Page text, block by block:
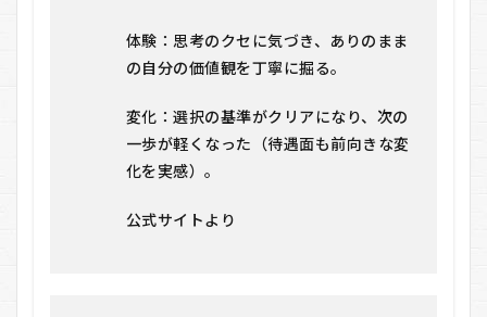
体験：思考のクセに気づき、ありのまま
の自分の価値観を丁寧に掘る。
変化：選択の基準がクリアになり、次の
一歩が軽くなった（待遇面も前向きな変
化を実感）。
公式サイトより